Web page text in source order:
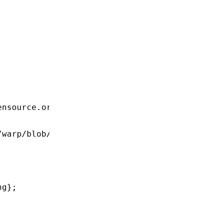
licenses/MIT
blob/master/examples/websocket_chat.rs
};